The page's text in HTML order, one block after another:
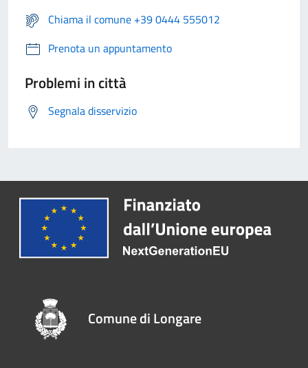
Chiama il comune +39 0444 555012
Prenota un appuntamento
Problemi in città
Segnala disservizio
Comune di Longare